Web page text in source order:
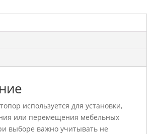
используется для установки,
или перемещения мебельных
выборе важно учитывать не